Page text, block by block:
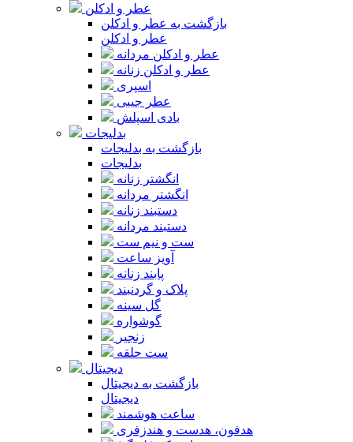
عطر و ادکلن
بازگشت به عطر و ادکلن
عطر و ادکلن
عطر و ادکلن مردانه
عطر و ادکلن زنانه
اسپری
عطر جیبی
بادی اسپلش
بدلیجات
بازگشت به بدلیجات
بدلیجات
انگشتر زنانه
انگشتر مردانه
دستبند زنانه
دستبند مردانه
ست و نیم ست
آویز ساعت
پابند زنانه
پلاک و گردنبند
گل سینه
گوشواره
زنجیر
ست حلقه
دیجیتال
بازگشت به دیجیتال
دیجیتال
ساعت هوشمند
هدفون، هدست و هندزفری